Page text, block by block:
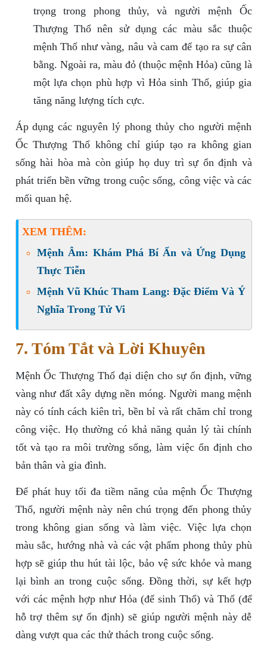
trọng trong phong thủy, và người mệnh Ốc
Thượng Thổ nên sử dụng các màu sắc thuộc
mệnh Thổ như vàng, nâu và cam để tạo ra sự cân
bằng. Ngoài ra, màu đỏ (thuộc mệnh Hỏa) cũng là
một lựa chọn phù hợp vì Hỏa sinh Thổ, giúp gia
tăng năng lượng tích cực.
Áp dụng các nguyên lý phong thủy cho người mệnh
Ốc Thượng Thổ không chỉ giúp tạo ra không gian
sống hài hòa mà còn giúp họ duy trì sự ổn định và
phát triển bền vững trong cuộc sống, công việc và các
mối quan hệ.
XEM THÊM:
Mệnh Âm: Khám Phá Bí Ẩn và Ứng Dụng
Thực Tiễn
Mệnh Vũ Khúc Tham Lang: Đặc Điểm Và Ý
Nghĩa Trong Tử Vi
7. Tóm Tắt và Lời Khuyên
Mệnh Ốc Thượng Thổ đại diện cho sự ổn định, vững
vàng như đất xây dựng nền móng. Người mang mệnh
này có tính cách kiên trì, bền bỉ và rất chăm chỉ trong
công việc. Họ thường có khả năng quản lý tài chính
tốt và tạo ra môi trường sống, làm việc ổn định cho
bản thân và gia đình.
Để phát huy tối đa tiềm năng của mệnh Ốc Thượng
Thổ, người mệnh này nên chú trọng đến phong thủy
trong không gian sống và làm việc. Việc lựa chọn
màu sắc, hướng nhà và các vật phẩm phong thủy phù
hợp sẽ giúp thu hút tài lộc, bảo vệ sức khỏe và mang
lại bình an trong cuộc sống. Đồng thời, sự kết hợp
với các mệnh hợp như Hỏa (để sinh Thổ) và Thổ (để
hỗ trợ thêm sự ổn định) sẽ giúp người mệnh này dễ
dàng vượt qua các thử thách trong cuộc sống.